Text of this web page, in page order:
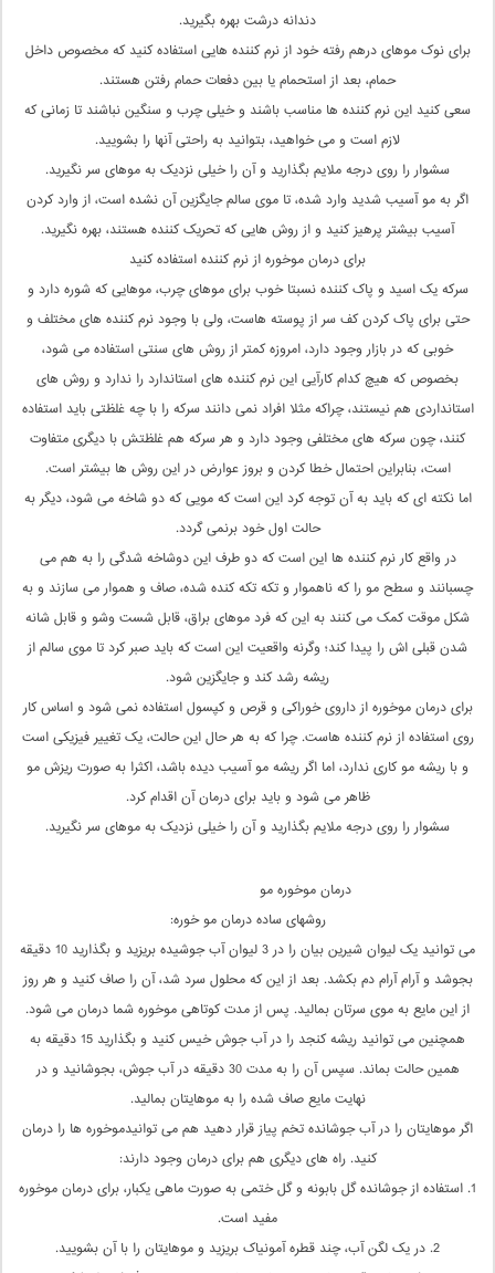
دندانه درشت بهره بگیرید.
برای نوک موهای درهم رفته خود از نرم کننده هایی استفاده کنید که مخصوص داخل
حمام، بعد از استحمام یا بین دفعات حمام رفتن هستند.
سعی کنید این نرم کننده ها مناسب باشند و خیلی چرب و سنگین نباشند تا زمانی که
لازم است و می خواهید، بتوانید به راحتی آنها را بشویید.
سشوار را روی درجه ملایم بگذارید و آن را خیلی نزدیک به موهای سر نگیرید.
اگر به مو آسیب شدید وارد شده، تا موی سالم جایگزین آن نشده است، از وارد کردن
آسیب بیشتر پرهیز کنید و از روش هایی که تحریک کننده هستند، بهره نگیرید.
برای درمان موخوره از نرم کننده استفاده کنید
سرکه یک اسید و پاک کننده نسبتا خوب برای موهای چرب، موهایی که شوره دارد و
حتی برای پاک کردن کف سر از پوسته هاست، ولی با وجود نرم کننده های مختلف و
خوبی که در بازار وجود دارد، امروزه کمتر از روش های سنتی استفاده می شود،
بخصوص که هیچ کدام کارآیی این نرم کننده های استاندارد را ندارد و روش های
استانداردی هم نیستند، چراکه مثلا افراد نمی دانند سرکه را با چه غلظتی باید استفاده
کنند، چون سرکه های مختلفی وجود دارد و هر سرکه هم غلظتش با دیگری متفاوت
است، بنابراین احتمال خطا کردن و بروز عوارض در این روش ها بیشتر است.
اما نکته ای که باید به آن توجه کرد این است که مویی که دو شاخه می شود، دیگر به
حالت اول خود برنمی گردد.
در واقع کار نرم کننده ها این است که دو طرف این دوشاخه شدگی را به هم می
چسبانند و سطح مو را که ناهموار و تکه تکه کنده شده، صاف و هموار می سازند و به
شکل موقت کمک می کنند به این که فرد موهای براق، قابل شست وشو و قابل شانه
شدن قبلی اش را پیدا کند؛ وگرنه واقعیت این است که باید صبر کرد تا موی سالم از
ریشه رشد کند و جایگزین شود.
برای درمان موخوره از داروی خوراکی و قرص و کپسول استفاده نمی شود و اساس کار
روی استفاده از نرم کننده هاست. چرا که به هر حال این حالت، یک تغییر فیزیکی است
و با ریشه مو کاری ندارد، اما اگر ریشه مو آسیب دیده باشد، اکثرا به صورت ریزش مو
ظاهر می شود و باید برای درمان آن اقدام کرد.
سشوار را روی درجه ملایم بگذارید و آن را خیلی نزدیک به موهای سر نگیرید.
درمان موخوره مو
روشهای ساده درمان مو خوره:
می توانید یک لیوان شیرین بیان را در 3 لیوان آب جوشیده بریزید و بگذارید 10 دقیقه
بجوشد و آرام آرام دم بکشد. بعد از این که محلول سرد شد، آن را صاف کنید و هر روز
از این مایع به موی سرتان بمالید. پس از مدت کوتاهی موخوره شما درمان می شود.
همچنین می توانید ریشه کنجد را در آب جوش خیس کنید و بگذارید 15 دقیقه به
همین حالت بماند. سپس آن را به مدت 30 دقیقه در آب جوش، بجوشانید و در
نهایت مایع صاف شده را به موهایتان بمالید.
اگر موهایتان را در آب جوشانده تخم پیاز قرار دهید هم می توانیدموخوره ها را درمان
کنید. راه های دیگری هم برای درمان وجود دارند:
1. استفاده از جوشانده گل بابونه و گل ختمی به صورت ماهی یکبار، برای درمان موخوره
مفید است.
2. در یک لگن آب، چند قطره آمونیاک بریزید و موهایتان را با آن بشویید.